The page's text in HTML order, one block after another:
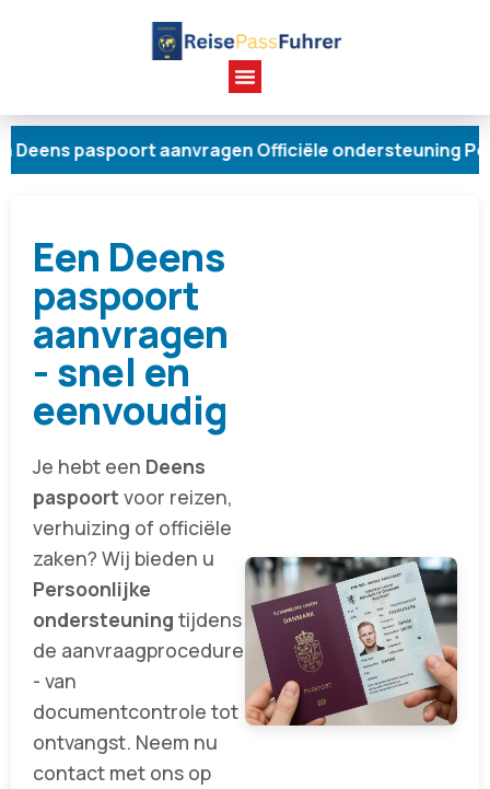
paspoort aanvragen Officiële ondersteuning
Een Deens
paspoort
aanvragen
- snel en
eenvoudig
Je hebt een Deens
paspoort voor reizen,
verhuizing of officiële
zaken? Wij bieden u
Persoonlijke
ondersteuning tijdens
de aanvraagprocedure
- van
documentcontrole tot
ontvangst. Neem nu
contact met ons op